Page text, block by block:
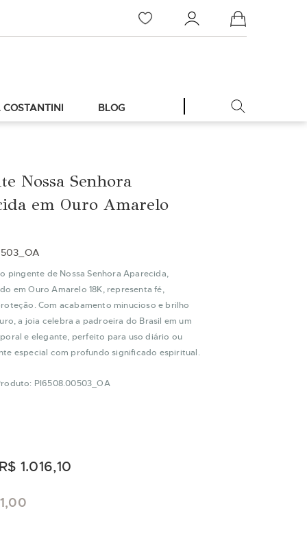
Meu Carrinho
BLOG
R$ 1.016,10
Nossa Senhora
em Ouro Amarelo
pingente de Nossa Senhora Aparecida,
em Ouro Amarelo 18K, representa fé,
Com acabamento minucioso e brilho
a joia celebra a padroeira do Brasil em um
e elegante, perfeito para uso diário ou
especial com profundo significado espiritual.
PI6508.00503_OA